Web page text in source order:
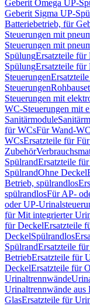
Geberit Omega UP-
Geberit Sigma UP-
Batteriebetrieb, für
Steuerungen mit
Steuerungen mit
SpülungErsatzteile für
SpülungErsatzteile für
Steuerungen
Steuerungen
Steuerungen mit
WC-Steuerungen mit
Sanitärmodule
für WCsFür Wand-
WCsErsatzteile für
Zubehör
SpülrandErsatzteile
SpülrandOhne Deckel
Betrieb, spülrandlos
spülrandlosFür AP-
oder UP-
für Mit integrierter
für DeckelErsatzteile
DeckelSpülrandlos
SpülrandErsatzteile
BetriebErsatzteile für
DeckelErsatzteile für
Urinaltrennwände
Urinaltrennwände aus
GlasErsatzteile für